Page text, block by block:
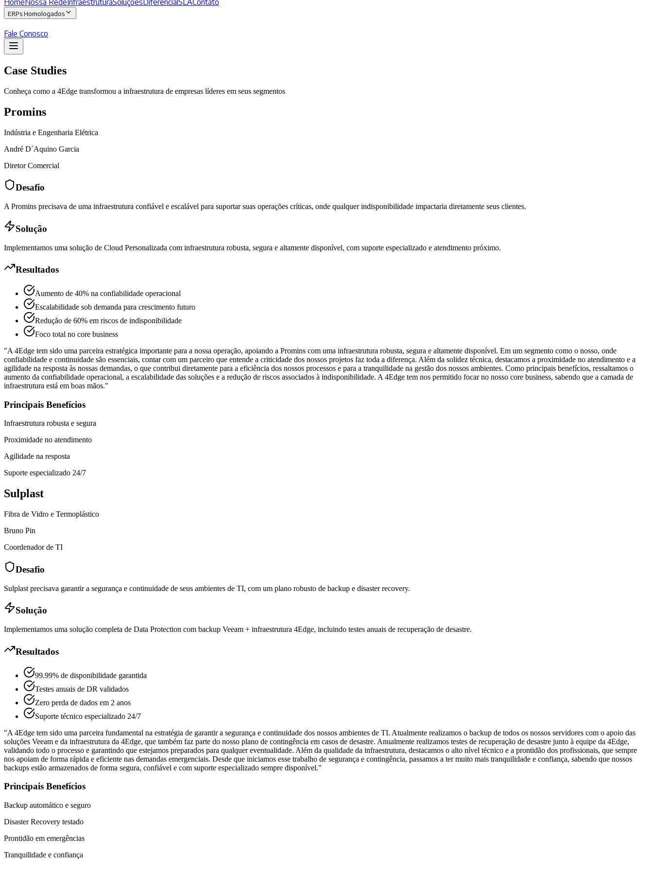
HomeNossa RedeInfraestruturaSoluçõesDiferencial SLAContato
ERPs Homologados
Fale Conosco
Case Studies
Conheça como a 4Edge transformou a infraestrutura de empresas líderes em seus segmentos
Promins
Indústria e Engenharia Elétrica
André D´Aquino Garcia
Diretor Comercial
Desafio
A Promins precisava de uma infraestrutura confiável e escalável para suportar suas operações críticas, onde qualquer indisponibilidade impactaria diretamente seus clientes.
Solução
Implementamos uma solução de Cloud Personalizada com infraestrutura robusta, segura e altamente disponível, com suporte especializado e atendimento próximo.
Resultados
Aumento de 40% na confiabilidade operacional
Escalabilidade sob demanda para crescimento futuro
Redução de 60% em riscos de indisponibilidade
Foco total no core business
"A 4Edge tem sido uma parceira estratégica importante para a nossa operação, apoiando a Promins com uma infraestrutura robusta, segura e altamente disponível. Em um segmento como o nosso, onde
confiabilidade e continuidade são essenciais, contar com um parceiro que entende a criticidade dos nossos projetos faz toda a diferença. Além da solidez técnica, destacamos a proximidade no atendimento e a
agilidade na resposta às nossas demandas, o que contribui diretamente para a eficiência dos nossos processos e para a tranquilidade na gestão dos nossos ambientes. Como principais benefícios, ressaltamos o
aumento da confiabilidade operacional, a escalabilidade das soluções e a redução de riscos associados à indisponibilidade. A 4Edge tem nos permitido focar no nosso core business, sabendo que a camada de
infraestrutura está em boas mãos."
Principais Benefícios
Infraestrutura robusta e segura
Proximidade no atendimento
Agilidade na resposta
Suporte especializado 24/7
Sulplast
Fibra de Vidro e Termoplástico
Bruno Pin
Coordenador de TI
Desafio
Sulplast precisava garantir a segurança e continuidade de seus ambientes de TI, com um plano robusto de backup e disaster recovery.
Solução
Implementamos uma solução completa de Data Protection com backup Veeam + infraestrutura 4Edge, incluindo testes anuais de recuperação de desastre.
Resultados
99.99% de disponibilidade garantida
Testes anuais de DR validados
Zero perda de dados em 2 anos
Suporte técnico especializado 24/7
"A 4Edge tem sido uma parceira fundamental na estratégia de garantir a segurança e continuidade dos nossos ambientes de TI. Atualmente realizamos o backup de todos os nossos servidores com o apoio das
soluções Veeam e da infraestrutura da 4Edge, que também faz parte do nosso plano de contingência em casos de desastre. Anualmente realizamos testes de recuperação de desastre junto à equipe da 4Edge,
validando todo o processo e garantindo que estejamos preparados para qualquer eventualidade. Além da qualidade da infraestrutura, destacamos o alto nível técnico e a prontidão dos profissionais, que sempre
nos apoiam de forma rápida e eficiente nas demandas emergenciais. Desde que iniciamos esse trabalho de segurança e contingência, passamos a ter muito mais tranquilidade e confiança, sabendo que nossos
backups estão armazenados de forma segura, confiável e com suporte especializado sempre disponível."
Principais Benefícios
Backup automático e seguro
Disaster Recovery testado
Prontidão em emergências
Tranquilidade e confiança